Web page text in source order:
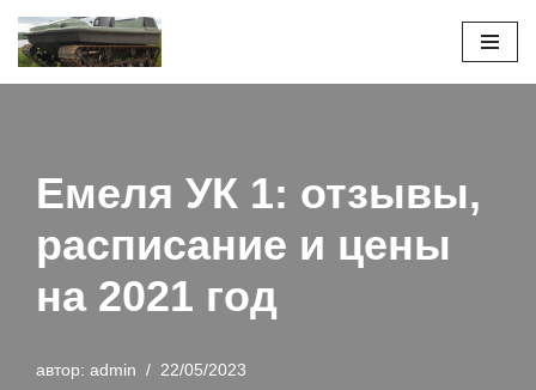
Перейти
Емеля УК 1: отзывы,
расписание и цены
на 2021 год
автор: admin 22/05/2023